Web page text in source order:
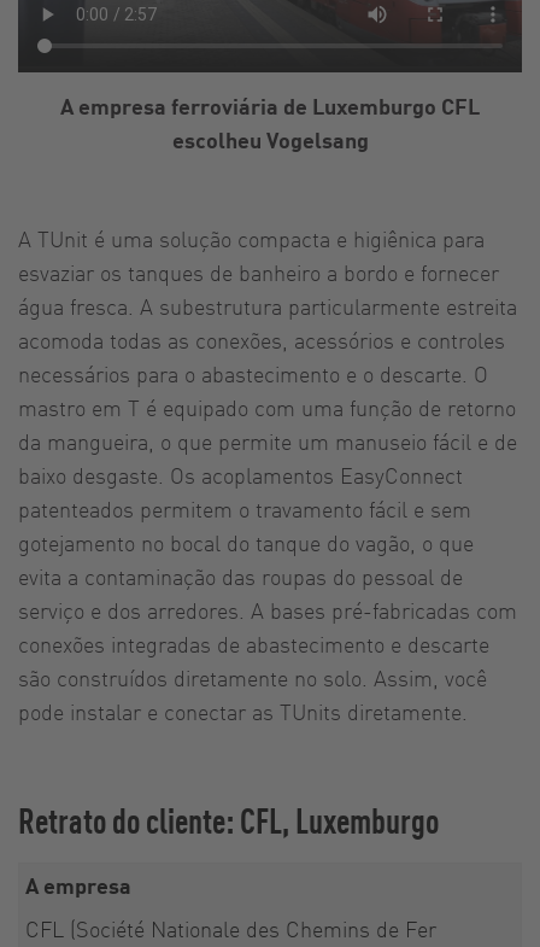
A empresa ferroviária de Luxemburgo CFL
escolheu Vogelsang
A TUnit é uma solução compacta e higiênica para
esvaziar os tanques de banheiro a bordo e fornecer
água fresca. A subestrutura particularmente estreita
acomoda todas as conexões, acessórios e controles
necessários para o abastecimento e o descarte. O
mastro em T é equipado com uma função de retorno
da mangueira, o que permite um manuseio fácil e de
baixo desgaste. Os acoplamentos EasyConnect
patenteados permitem o travamento fácil e sem
gotejamento no bocal do tanque do vagão, o que
evita a contaminação das roupas do pessoal de
serviço e dos arredores. A bases pré-fabricadas com
conexões integradas de abastecimento e descarte
são construídos diretamente no solo. Assim, você
pode instalar e conectar as TUnits diretamente.
Retrato do cliente: CFL, Luxemburgo
A empresa
CFL (Société Nationale des Chemins de Fer